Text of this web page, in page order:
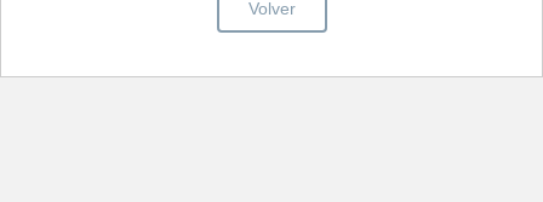
Volver